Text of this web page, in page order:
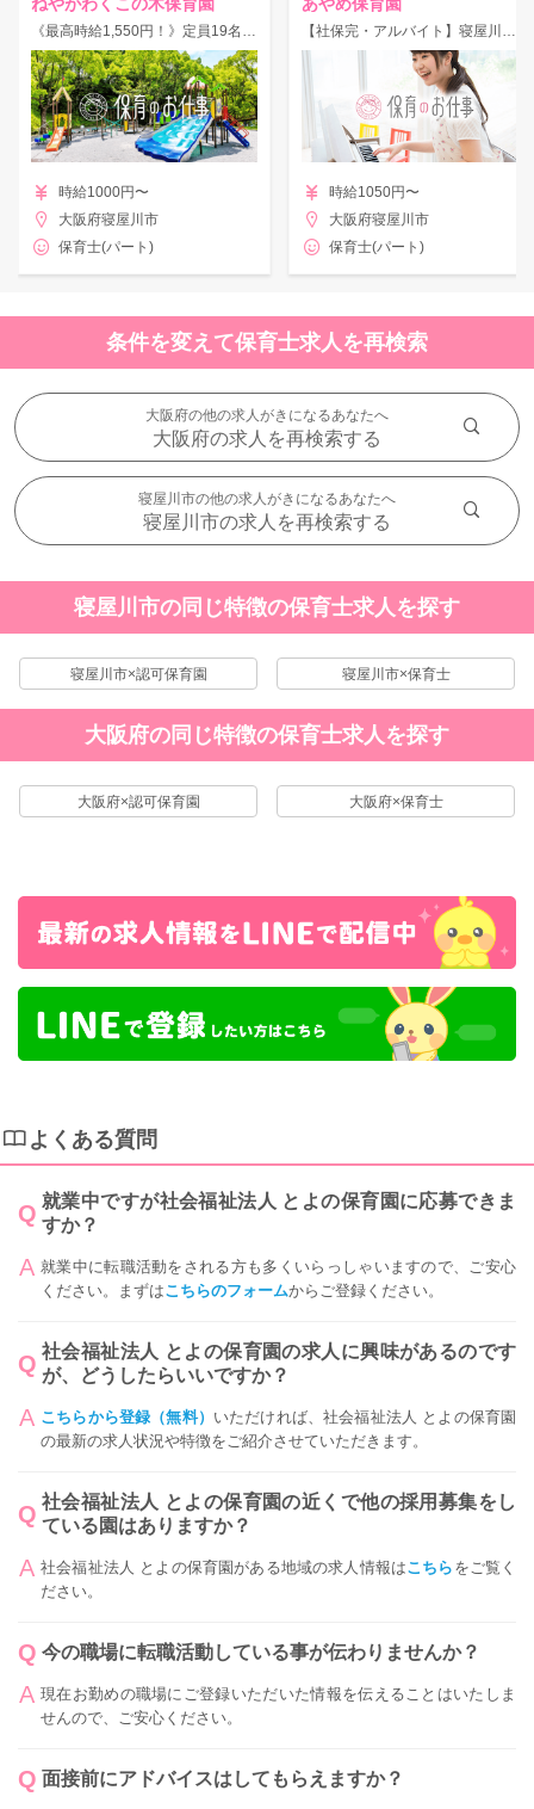
《最高時給1,550円！》定員19名♪寝屋川市駅から徒歩4分◎土曜出勤できる方歓迎！
時給1000円〜
大阪府寝屋川市
保育士(パート)
【社保完・アルバイト】寝屋川市/京阪「萱島駅」徒歩5分！フォロー体制バッチリの認可保育園！
時給1050円〜
大阪府寝屋川市
保育士(パート)
条件を変えて保育士求人を再検索
大阪府の他の求人がきになるあなたへ
大阪府の求人を再検索する
寝屋川市の他の求人がきになるあなたへ
寝屋川市の求人を再検索する
寝屋川市の同じ特徴の保育士求人を探す
寝屋川市×認可保育園 寝屋川市×保育士
大阪府の同じ特徴の保育士求人を探す
大阪府×認可保育園 大阪府×保育士
よくある質問
就業中ですが社会福祉法人 とよの保育園に応募できま
すか？
就業中に転職活動をされる方も多くいらっしゃいますので、ご安心
ください。まずはこちらのフォームからご登録ください。
社会福祉法人 とよの保育園の求人に興味があるのです
が、どうしたらいいですか？
こちらから登録（無料） いただければ、社会福祉法人 とよの保育園
の最新の求人状況や特徴をご紹介させていただきます。
社会福祉法人 とよの保育園の近くで他の採用募集をし
ている園はありますか？
社会福祉法人 とよの保育園がある地域の求人情報はこちら をご覧く
ださい。
今の職場に転職活動している事が伝わりませんか？
現在お勤めの職場にご登録いただいた情報を伝えることはいたしま
せんので、ご安心ください。
面接前にアドバイスはしてもらえますか？